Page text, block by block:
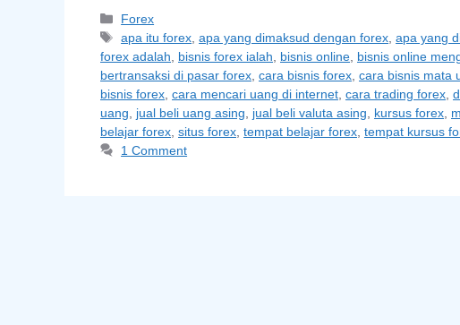
Categories
Forex
Tags
apa itu forex ,apa yang dimaksud dengan forex ,apa yang
forex adalah
bisnis forex ialah bisnis online bisnis online
bertransaksi di pasar forex cara bisnis forex cara bisnis mata
bisnis forex cara mencari uang di internet cara trading forex
uang
jual beli uang asing jual beli valuta asing kursus forex
belajar forex situs forex tempat belajar forex tempat kursus
1 Comment